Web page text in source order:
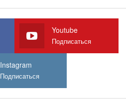
Youtube
Подписаться
Instagram
Подписаться